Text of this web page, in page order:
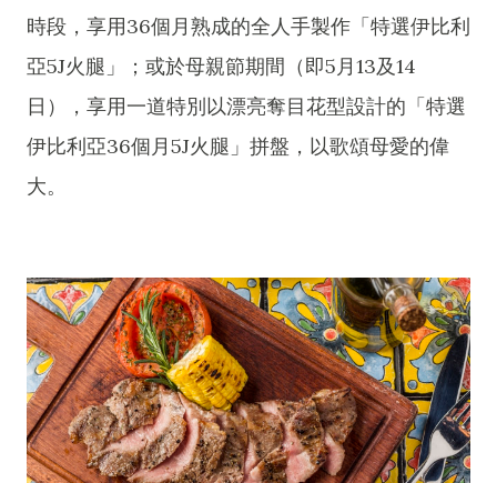
時段，享用36個月熟成的全人手製作「特選伊比利
亞5J火腿」；或於母親節期間（即5月13及14
日），享用一道特別以漂亮奪目花型設計的「特選
伊比利亞36個月5J火腿」拼盤，以歌頌母愛的偉
大。